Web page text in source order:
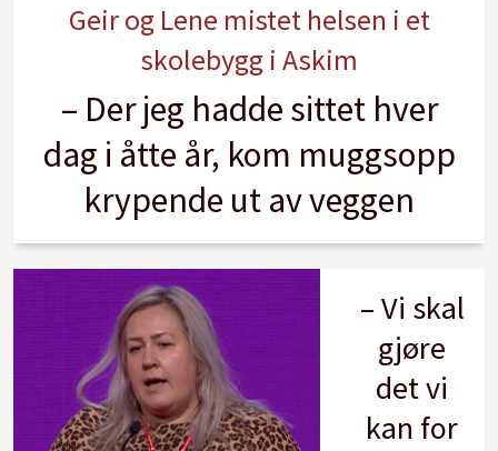
Geir og Lene mistet helsen i et
skolebygg i Askim
– Der jeg hadde sittet hver
dag i åtte år, kom muggsopp
krypende ut av veggen
– Vi skal
gjøre
det vi
kan for